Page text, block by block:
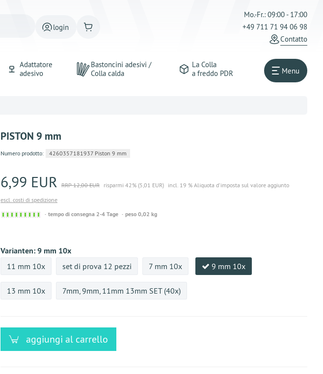
login
Mo.-Fr.: 09:00 - 17:00
+49 711 71 94 06 98
Сontatto
Adattatore
adesivo
Bastoncini adesivi /
Colla calda
La Colla
a freddo PDR
Menu
PISTON 9 mm
Numero prodotto: 4260357181937 Piston 9 mm
6,99 EUR RRP 12,00 EUR risparmi 42% (5,01 EUR) incl. 19 % Aliquota d'imposta sul valore aggiunto
escl. costi di spedizione
Sofort
tempo di consegna 2-4 Tage peso 0,02 kg
Varianten:9 mm 10x
11 mm 10x set di prova 12 pezzi 7 mm 10x 9 mm 10x
13 mm 10x 7mm, 9mm, 11mm 13mm SET (40x)
aggiungi al carrello